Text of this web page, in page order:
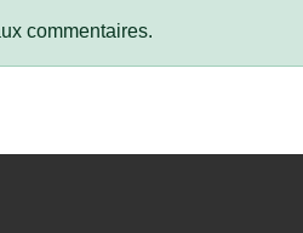
commentaires.